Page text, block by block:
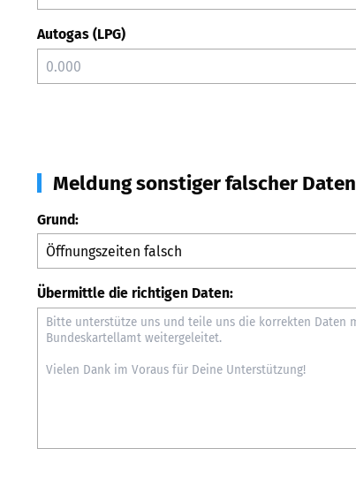
Autogas (LPG)
Meldung sonstiger falscher Daten
Grund:
Übermittle die richtigen Daten: